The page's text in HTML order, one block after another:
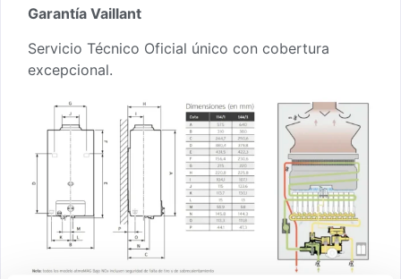
Garantía Vaillant
Servicio Técnico Oficial único con cobertura
excepcional.